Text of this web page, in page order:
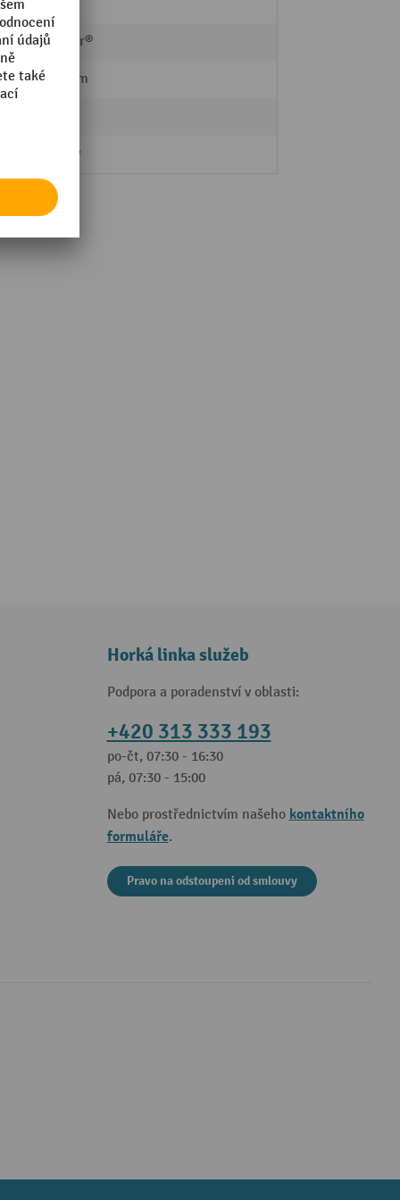
Topstar®
320 mm
4 nohy
Horká linka služeb
Podpora a poradenství v oblasti:
+420 313 333 193
po-čt, 07:30 - 16:30
pá, 07:30 - 15:00
Nebo prostřednictvím našeho kontaktního
formuláře.
Pravo na odstoupeni od smlouvy